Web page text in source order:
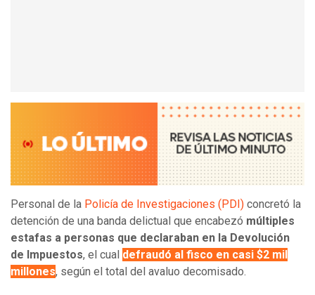
Personal de la Policía de Investigaciones (PDI) concretó la
detención de una banda delictual que encabezó múltiples
estafas a personas que declaraban en la Devolución
de Impuestos, el cual defraudó al fisco en casi $2 mil
millones, según el total del avaluo decomisado.